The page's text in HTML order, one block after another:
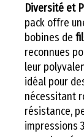
Diversité et
pack offre
bobines de
reconnues
leur
idéal pour
nécessitant
résistance,
impressions